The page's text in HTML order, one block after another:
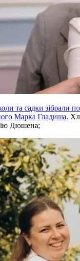
та садки зібрали
Марка Гладиша.
Дюшена;